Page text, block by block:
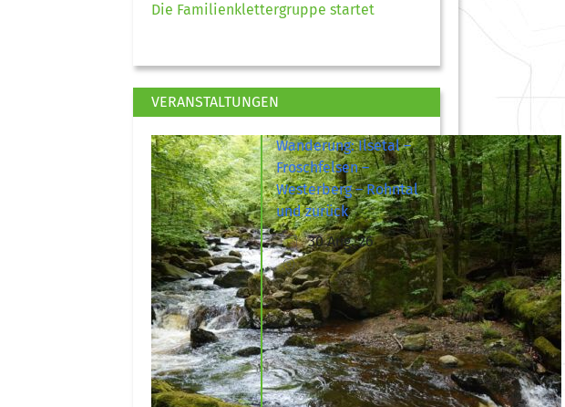
Die Familienklettergruppe startet
VERANSTALTUNGEN
Wanderung: Ilsetal –
Froschfelsen –
Westerberg – Rohntal
und zurück
30 Aug. 26